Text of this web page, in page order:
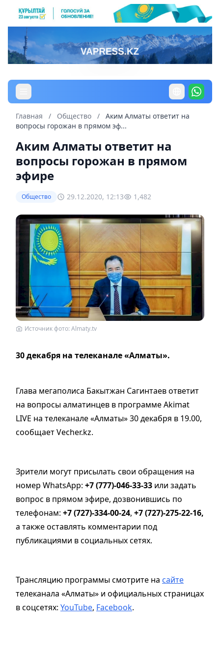
Главная / Общество /
Аким Алматы ответит на
вопросы горожан в прямом эф...
Аким Алматы ответит на
вопросы горожан в прямом
эфире
Общество 29.12.2020, 12:13 1,482
Источник фото: Almaty.tv
30 декабря на телеканале «Алматы».
Глава мегаполиса Бакытжан Сагинтаев ответит
на вопросы алматинцев в программе Akimat
LIVE на телеканале «Алматы» 30 декабря в 19.00,
сообщает Vecher.kz.
Зрители могут присылать свои обращения на
номер WhatsApp: +7 (777)-046-33-33 или задать
вопрос в прямом эфире, дозвонившись по
телефонам: +7 (727)-334-00-24, +7 (727)-275-22-16,
а также оставлять комментарии под
публикациями в социальных сетях.
Трансляцию программы смотрите на сайте
телеканала «Алматы» и официальных страницах
в соцсетях: YouTube, Facebook.